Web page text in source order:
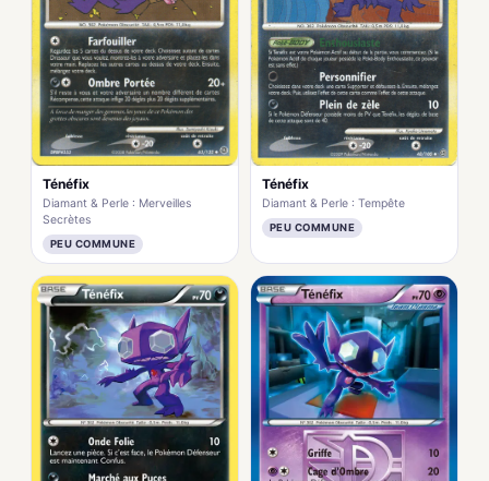
Ténéfix
Diamant & Perle : Merveilles
Secrètes
PEU COMMUNE
Ténéfix
Diamant & Perle : Tempête
PEU COMMUNE